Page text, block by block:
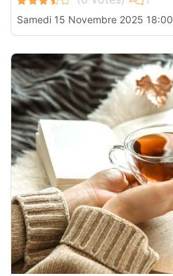
Samedi 15 Novembre 2025 18:00